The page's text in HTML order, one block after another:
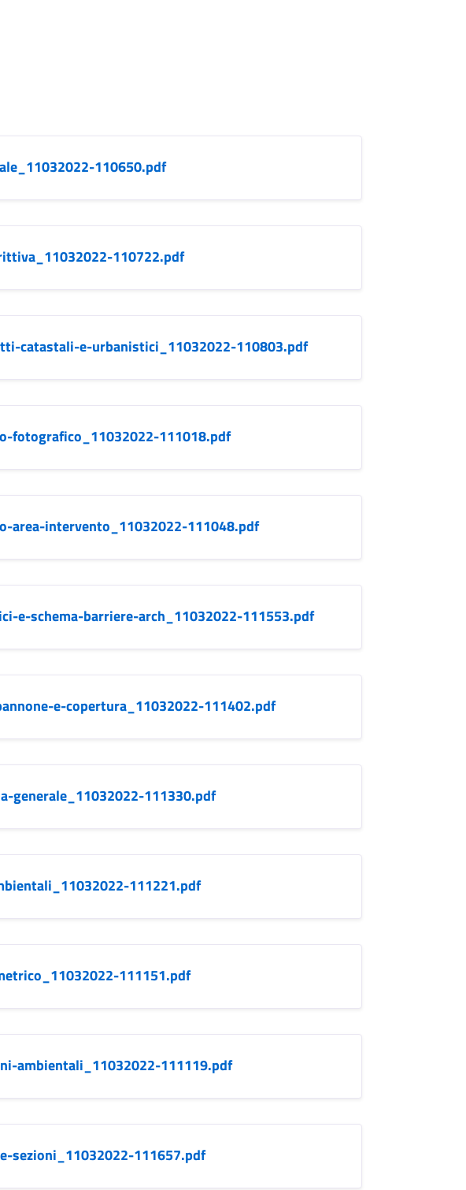
110650.pdf
110722.pdf
catastali-e-urbanistici_11032022-110803.pdf
111018.pdf
intervento_11032022-111048.pdf
e-schema-barriere-arch_11032022-111553.pdf
e-copertura_11032022-111402.pdf
generale_11032022-111330.pdf
111221.pdf
111151.pdf
ambientali_11032022-111119.pdf
sezioni_11032022-111657.pdf